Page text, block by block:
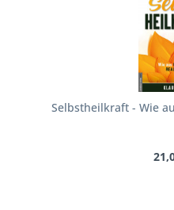
Selbstheilkraft - Wie